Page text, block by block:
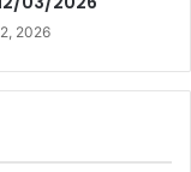
2026